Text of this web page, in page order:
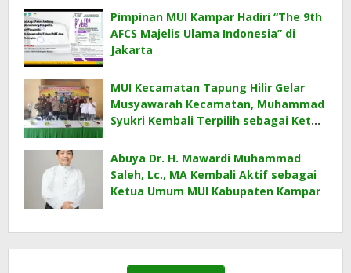
Pimpinan MUI Kampar Hadiri “The 9th
AFCS Majelis Ulama Indonesia” di
Jakarta
MUI Kecamatan Tapung Hilir Gelar
Musyawarah Kecamatan, Muhammad
Syukri Kembali Terpilih sebagai Ketua
Abuya Dr. H. Mawardi Muhammad
Saleh, Lc., MA Kembali Aktif sebagai
Ketua Umum MUI Kabupaten Kampar